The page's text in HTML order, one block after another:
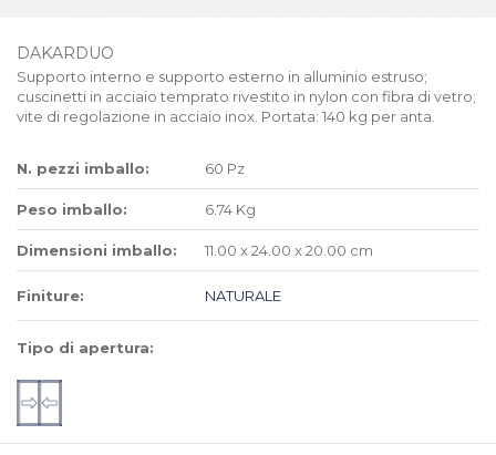
DAKARDUO
Supporto interno e supporto esterno in alluminio estruso;
cuscinetti in acciaio temprato rivestito in nylon con fibra di vetro;
vite di regolazione in acciaio inox. Portata: 140 kg per anta.
N. pezzi imballo: 60 Pz
Peso imballo: 6.74 Kg
Dimensioni imballo: 11.00 x 24.00 x 20.00 cm
Finiture: NATURALE
Tipo di apertura: